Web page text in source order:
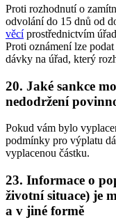
Proti rozhodnutí o
odvolání do 15 dnů od
věcíprostřednictvím
Proti oznámení lze
dávky na úřad, který
20. Jaké sankce
nedodržení
Pokud vám bylo
podmínky pro výplatu
vyplacenou částku.
23. Informace o
životní situace) je
a v jiné formě